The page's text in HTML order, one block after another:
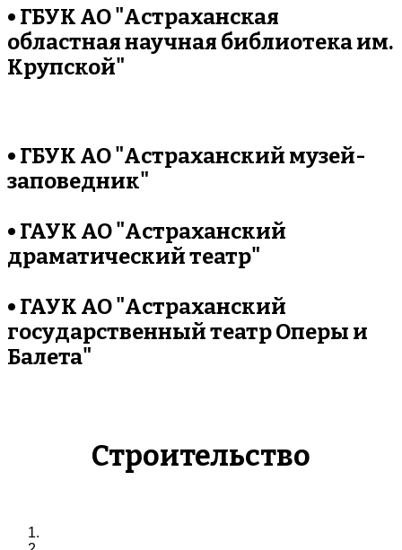
• ГБУК АО "Астраханская
областная научная библиотека им.
Крупской"
• ГБУК АО "Астраханский музей-
заповедник"
• ГАУК АО "Астраханский
драматический театр"
• ГАУК АО "Астраханский
государственный театр Оперы и
Балета"
Строительство